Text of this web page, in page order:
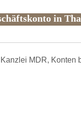
in
MDR, Konten